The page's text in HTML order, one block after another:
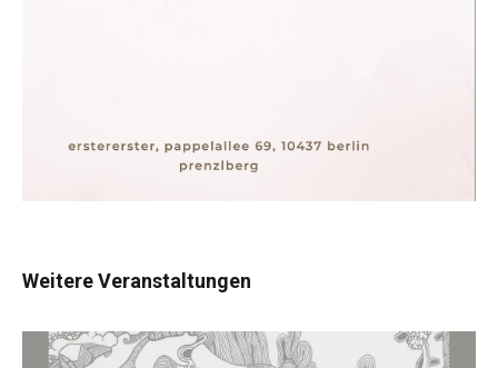
Weitere Veranstaltungen